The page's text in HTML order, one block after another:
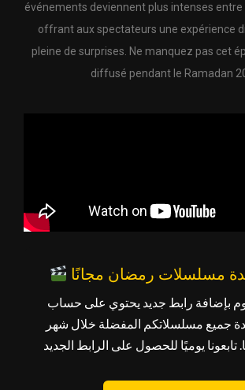
événements deviennent plus intenses entre
offrant aux spectateurs une expérience
pleine de surprises. Ne manquez pas cet
diffusé pendant le Ramadan
بإضافة رابط جديد يحتوي على حساب
جميع مسلسلاتكم المفضلة خلال شهر